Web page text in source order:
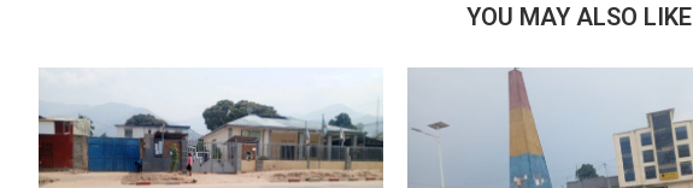
YOU MAY ALSO LIKE